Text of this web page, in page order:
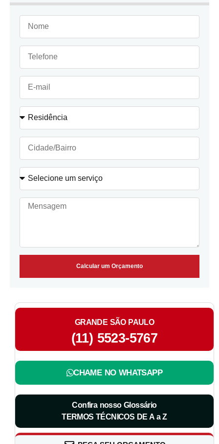
Calcular um Orçamento
GRANDE SÃO PAULO
(11) 5523-5767
CHAME NO WHATSAPP
Confira nosso Glossário
TERMOS TÉCNICOS DE A a Z